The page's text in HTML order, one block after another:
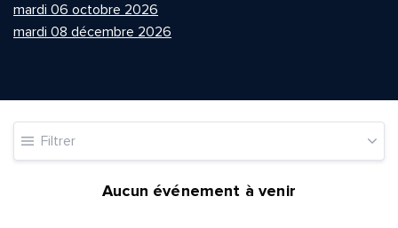
mardi 06 octobre 2026
mardi 08 décembre 2026
Filtrer
Aucun événement à venir